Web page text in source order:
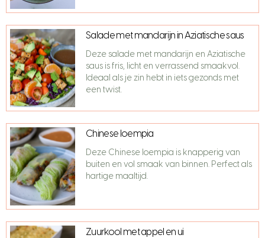
Salade met mandarijn in Aziatische saus
Deze salade met mandarijn en Aziatische
saus is fris, licht en verrassend smaakvol.
Ideaal als je zin hebt in iets gezonds met
een twist.
Chinese loempia
Deze Chinese loempia is knapperig van
buiten en vol smaak van binnen. Perfect als
hartige maaltijd.
Zuurkool met appel en ui